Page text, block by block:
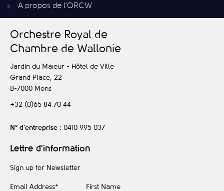
A propos de l’ORCW
Orchestre Royal de
Chambre de Wallonie
Jardin du Maïeur - Hôtel de Ville
Grand Place, 22
B-7000 Mons
+32 (0)65 84 70 44
N° d’entreprise : 0410 995 037
Lettre d'information
Sign up for Newsletter
Email Address* First Name